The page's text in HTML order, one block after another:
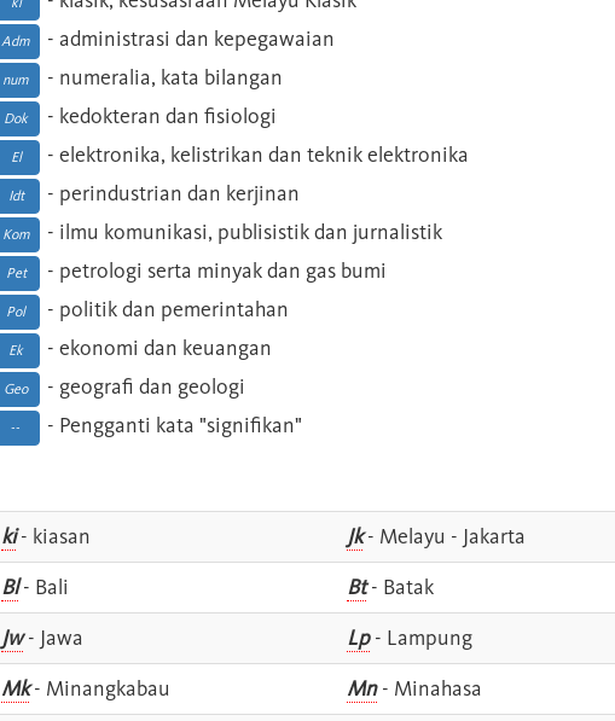
Adm - administrasi dan kepegawaian
num - numeralia, kata bilangan
Dok - kedokteran dan fisiologi
El - elektronika, kelistrikan dan teknik elektronika
Idt - perindustrian dan kerjinan
Kom - ilmu komunikasi, publisistik dan jurnalistik
Pet - petrologi serta minyak dan gas bumi
Pol - politik dan pemerintahan
Ek - ekonomi dan keuangan
Geo - geografi dan geologi
-- - Pengganti kata "signifikan"
ki- kiasan Jk- Melayu - Jakarta
Bl- Bali Bt- Batak
Jw- Jawa Lp- Lampung
Mk- Minangkabau Mn- Minahasa